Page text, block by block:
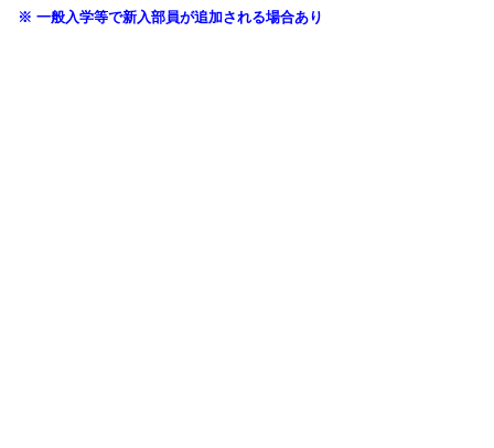
※ 一般入学等で新入部員が追加される場合あり